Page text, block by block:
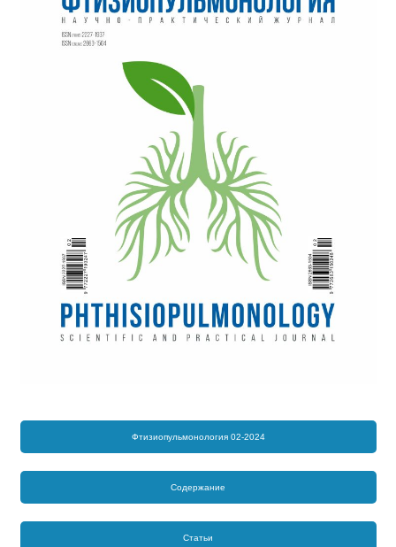
Фтизиопульмонология 02-2024
Содержание
Статьи